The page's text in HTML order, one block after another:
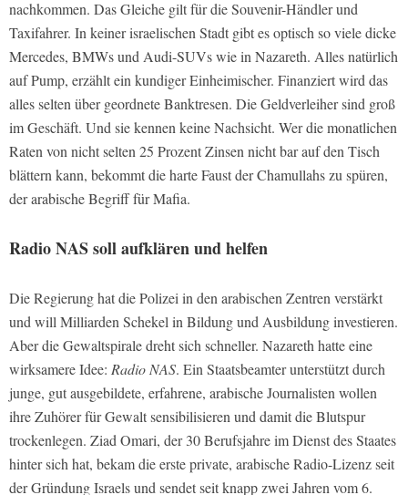
nachkommen. Das Gleiche gilt für die Souvenir-Händler und
Taxifahrer. In keiner israelischen Stadt gibt es optisch so viele dicke
Mercedes, BMWs und Audi-SUVs wie in Nazareth. Alles natürlich
auf Pump, erzählt ein kundiger Einheimischer. Finanziert wird das
alles selten über geordnete Banktresen. Die Geldverleiher sind groß
im Geschäft. Und sie kennen keine Nachsicht. Wer die monatlichen
Raten von nicht selten 25 Prozent Zinsen nicht bar auf den Tisch
blättern kann, bekommt die harte Faust der Chamullahs zu spüren,
der arabische Begriff für Mafia.
Radio NASsoll aufklären und helfen
Die Regierung hat die Polizei in den arabischen Zentren verstärkt
und will Milliarden Schekel in Bildung und Ausbildung investieren.
Aber die Gewaltspirale dreht sich schneller. Nazareth hatte eine
wirksamere Idee: Radio NAS. Ein Staatsbeamter unterstützt durch
junge, gut ausgebildete, erfahrene, arabische Journalisten wollen
ihre Zuhörer für Gewalt sensibilisieren und damit die Blutspur
trockenlegen. Ziad Omari, der 30 Berufsjahre im Dienst des Staates
hinter sich hat, bekam die erste private, arabische Radio-Lizenz seit
der Gründung Israels und sendet seit knapp zwei Jahren vom 6.